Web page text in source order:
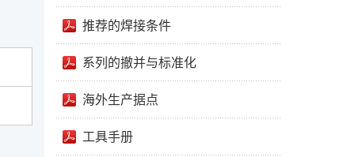
推荐的焊接条件
系列的撤并与标准化
海外生产据点
工具手册